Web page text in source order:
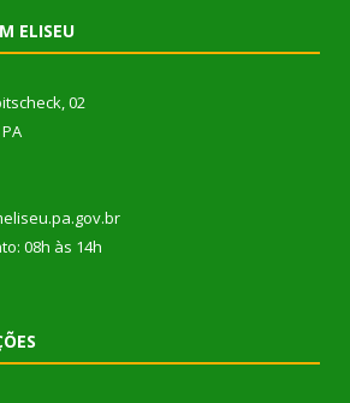
ELISEU
02
08h às 14h